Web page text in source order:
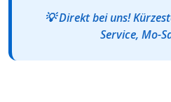
💡 Direkt bei uns!
Service, Mo-